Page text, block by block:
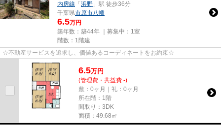
内房線 「 浜野 」駅 徒歩36分
千葉県市原市八幡
6.5万円
築年数：築44年 ｜募集中： 1室
階数：1階建
☆不動産サービスを追求し、価値あるコーディネートをお約束☆
6.5万円
(管理費・共益費 -)
敷：0ヶ月｜礼：0ヶ月
所在階：1階
間取り：3DK
面積：49.68㎡